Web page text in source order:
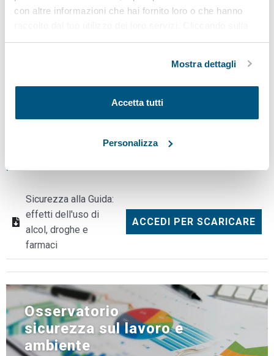
con altre informazioni che hai fornito loro o che hanno
“X” in alto a destra si procederà rifiutando tutti i cookie,
Mostra dettagli
Accetta tutti
Personalizza
sicurarichiede lucidità, prontezza di riflessi e capacità di
possono compromettere anche in piccole dosi.
Clicca qui per scaricare ulteriori linee guida della categoria
VALUTAZIONE DEI RISCHI
Clicca qui per scaricare ulteriori linee guida della categoria
SORVEGLIANZA SANITARIA
Documenti correlati
Sicurezza alla Guida:
effetti dell'uso di
alcol, droghe e
farmaci
ACCEDI PER SCARICARE
Osservatorio
sicurezza sul lavoro e
ambiente